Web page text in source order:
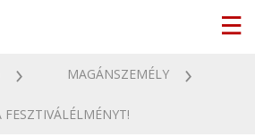
MAGÁNSZEMÉLY
FESZTIVÁLÉLMÉNYT!